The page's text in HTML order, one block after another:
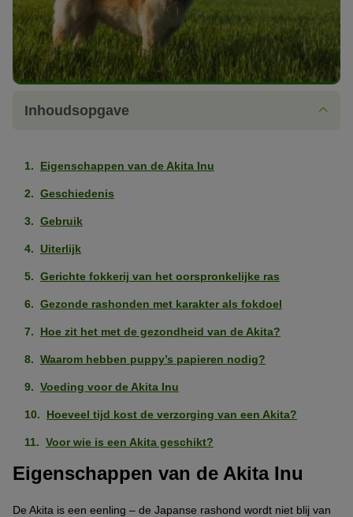
Inhoudsopgave
Eigenschappen van de Akita Inu
Geschiedenis
Gebruik
Uiterlijk
Gerichte fokkerij van het oorspronkelijke ras
Gezonde rashonden met karakter als fokdoel
Hoe zit het met de gezondheid van de Akita?
Waarom hebben puppy’s papieren nodig?
Voeding voor de Akita Inu
Hoeveel tijd kost de verzorging van een Akita?
Voor wie is een Akita geschikt?
Eigenschappen van de Akita Inu
De Akita is een eenling – de Japanse rashond wordt niet blij van